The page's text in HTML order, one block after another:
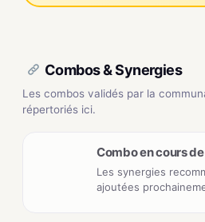
Combos & Synergies
Les combos validés par la
répertoriés ici.
Combo en cours
Les synergies
ajoutées